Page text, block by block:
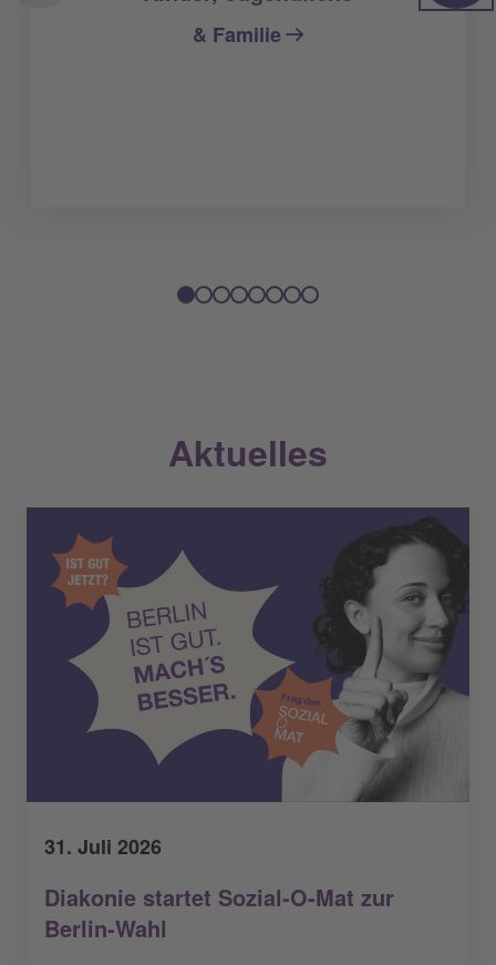
& Familie
Aktuelles
31. Juli 2026
Diakonie startet Sozial-O-Mat zur
Berlin-Wahl